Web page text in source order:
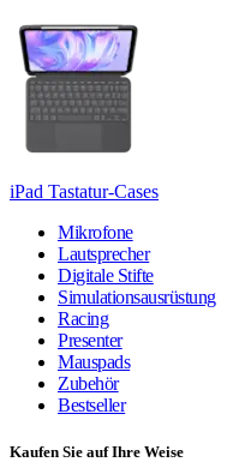
iPad Tastatur-Cases
Mikrofone
Lautsprecher
Digitale Stifte
Simulationsausrüstung
Racing
Presenter
Mauspads
Zubehör
Bestseller
Kaufen Sie auf Ihre Weise